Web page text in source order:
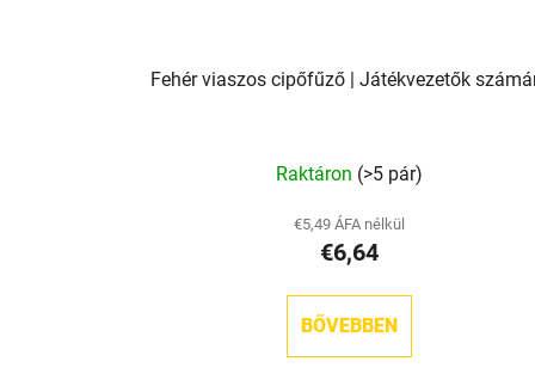
Fehér viaszos cipőfűző | Játékvezetők
Raktáron (>5 pár)
€5,49 ÁFA nélkül
€6,64
BŐVEBBEN